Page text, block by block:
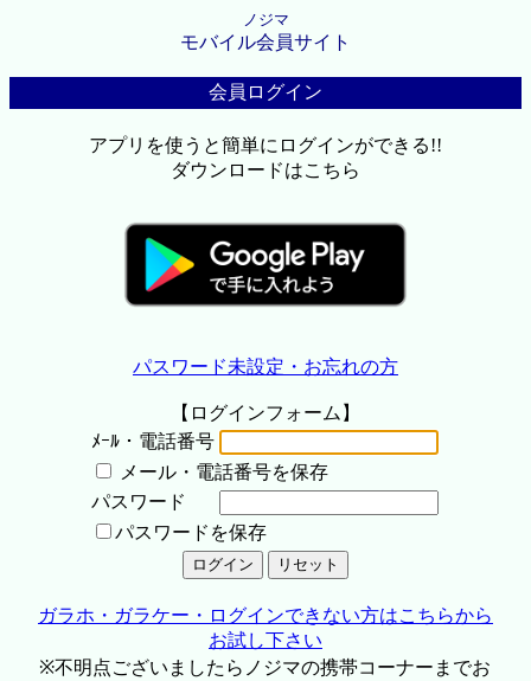
ノジマ
モバイル会員サイト
会員ログイン
アプリを使うと簡単にログインができる!!
ダウンロードはこちら
パスワード未設定・お忘れの方
【ログインフォーム】
ﾒｰﾙ・電話番号
メール・電話番号を保存
パスワード
パスワードを保存
ガラホ・ガラケー・ログインできない方はこちらから
お試し下さい
※不明点ございましたらノジマの携帯コーナーまでお